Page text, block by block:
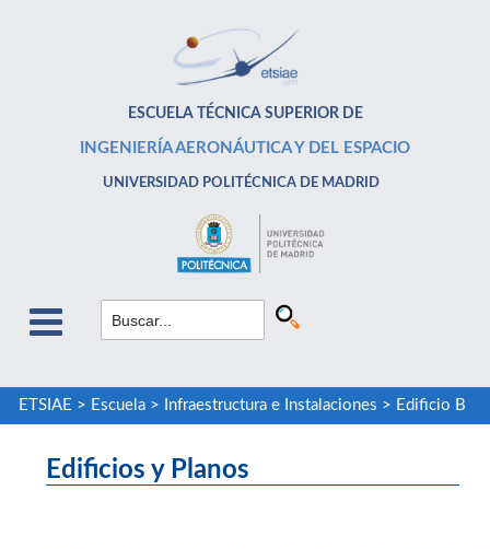
ESCUELA TÉCNICA SUPERIOR DE
INGENIERÍA AERONÁUTICA Y DEL ESPACIO
UNIVERSIDAD POLITÉCNICA DE MADRID
ETSIAE > Escuela> Infraestructura e Instalaciones > Edificio B
Edificios y Planos